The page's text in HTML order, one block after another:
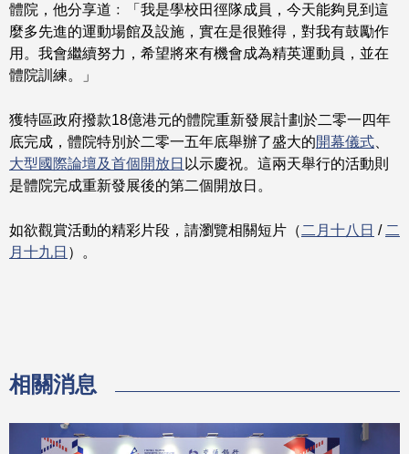
體院，他分享道﹕「我是學校田徑隊成員，今天能夠見到這
麼多先進的運動場館及設施，實在是很難得，對我有鼓勵作
用。我會繼續努力，希望將來有機會成為精英運動員，並在
體院訓練。」
獲特區政府撥款18億港元的體院重新發展計劃於二零一四年
底完成，體院特別於二零一五年底舉辦了盛大的開幕儀式
大型國際論壇及首個開放日以示慶祝。這兩天舉行的活動則
是體院完成重新發展後的第二個開放日。
如欲觀賞活動的精彩片段，請瀏覽相關短片（ 二月十八日 / 二
月十九日 ）。
相關消息